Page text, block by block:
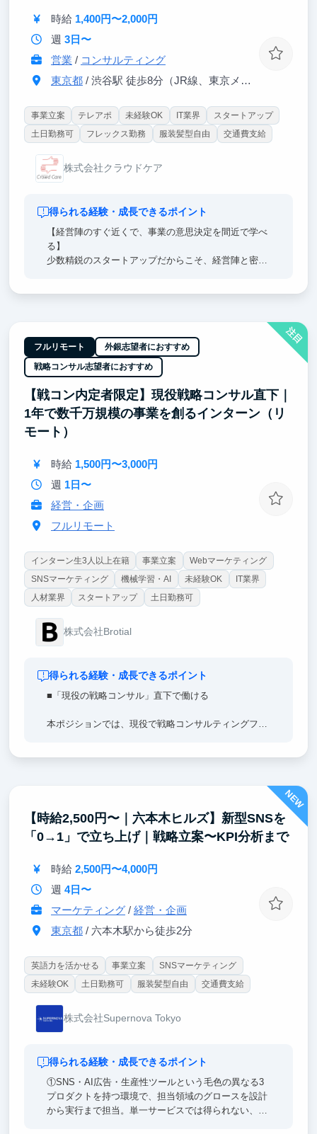
時給 1,400円〜2,000円
週 3日〜
営業 / コンサルティング
東京都/ 渋谷駅 徒歩8分（JR線、東京メトロ各線）
事業立案 テレアポ 未経験OK IT業界
スタートアップ
土日勤務可
フレックス勤務 服装髪型自由 交通費支給
株式会社クラウドケア
得られる経験・成長できるポイント
【経営陣のすぐ近くで、事業の意思決定を間近で学べ
る】
少数精鋭のスタートアップだからこそ、経営陣と密に
【「0→1」の事業づくりに当事者として関われる】
まずはIS・CS業務を通じて、営業・顧客対応の基礎
と事業理解を深めていただきます。業務に習熟した後
は、マーケティング・企画・新規事業など、事業の多
様な領域にも携わるチャンスがあります。「自ら仕組
みを設計し、事業を伸ばした経験」は、就職活動でも
その後のキャリアでも強力な武器になります。
注目
フルリモート 外銀志望者におすすめ
戦略コンサル志望者におすすめ
【戦コン内定者限定】現役戦略コンサル直下｜
1年で数千万規模の事業を創るインターン（リ
モート）
時給 1,500円〜3,000円
週 1日〜
経営・企画
フルリモート
インターン生3人以上在籍 事業立案
Webマーケティング
SNSマーケティング
機械学習・AI 未経験OK
IT業界
人材業界
スタートアップ 土日勤務可
株式会社Brotial
得られる経験・成長できるポイント
■「現役の戦略コンサル」直下で働ける
本ポジションでは、現役で戦略コンサルティングファ
「どこに問いを立て、どう構造化し、どう検証して意
思決定するか」を、隣で見て・任されながら学べる環
境です。
■「最新のAIを活用した仕事術」を学べる
弊社では、最新の生成AIを業務の中核に据えていま
す。
リサーチ・資料作成・検証のサイクルを、AIと共創し
「これからの時代の仕事の進め方」そのものを、実務
を通じて身につけていただけます。
NEW
【時給2,500円〜｜六本木ヒルズ】新型SNSを
「0→1」で立ち上げ｜戦略立案〜KPI分析まで
時給 2,500円〜4,000円
週 4日〜
マーケティング/ 経営・企画
東京都/ 六本木駅から徒歩2分
英語力を活かせる 事業立案
SNSマーケティング
未経験OK
土日勤務可 服装髪型自由 交通費支給
株式会社Supernova Tokyo
得られる経験・成長できるポイント
①SNS・AI広告・生産性ツールという毛色の異なる3
プロダクトを持つ環境で、担当領域のグロースを設計
から実行まで担当。単一サービスでは得られない、汎